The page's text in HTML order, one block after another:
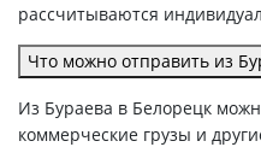
рассчитываются
Что можно отправить из
Из Бураева в Белорецк
коммерческие грузы и